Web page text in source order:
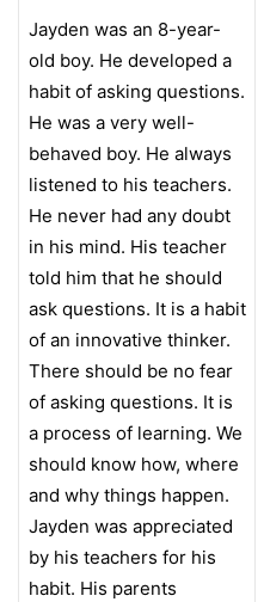
Jayden was an 8-year-
old boy. He developed a
habit of asking questions.
He was a very well-
behaved boy. He always
listened to his teachers.
He never had any doubt
in his mind. His teacher
told him that he should
ask questions. It is a habit
of an innovative thinker.
There should be no fear
of asking questions. It is
a process of learning. We
should know how, where
and why things happen.
Jayden was appreciated
by his teachers for his
habit. His parents